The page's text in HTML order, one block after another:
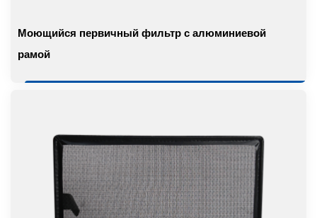
Моющийся первичный фильтр с алюминиевой
рамой